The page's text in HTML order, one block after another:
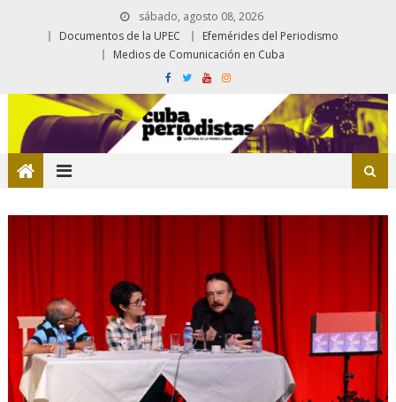
sábado, agosto 08, 2026
Documentos de la UPEC
Efemérides del Periodismo
Medios de Comunicación en Cuba